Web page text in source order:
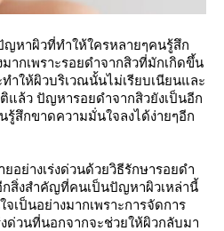
หาผิวที่ทำให้ใครหลายๆคนรู้สึก
ากเพราะรอยดำจากสิวที่มักเกิดขึ้น
ำให้ผิวบริเวณนั้นไม่เรียบเนียนและ
แล้ว ปัญหารอยดำจากสิวยังเป็นอีก
สึกขาดความมั่นใจลงได้ง่ายๆอีก
อย่างเร่งด่วนด้วยวิธีรักษารอยดำ
กสิ่งสำคัญที่คนเป็นปัญหาผิวเหล่านี้
เป็นอย่างมากเพราะการจัดการ
ด่วนที่นอกจากจะช่วยให้ผิวกลับมา